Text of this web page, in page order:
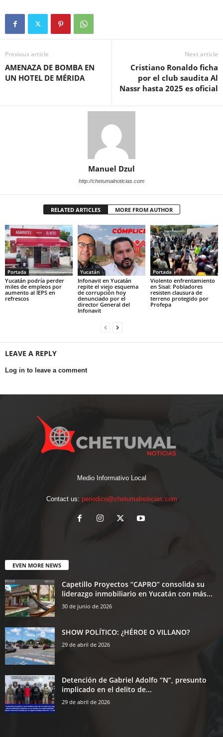
Previous article
AMENAZA DE BOMBA EN
UN HOTEL DE MÉRIDA
Next article
Cristiano Ronaldo ficha
por el club saudita Al
Nassr hasta 2025 es oficial
Manuel Dzul
http://chetumalnoticias.com
RELATED ARTICLES MORE FROM AUTHOR
Portada
Yucatán podría perder
miles de empleos por
aumento al IEPS en
refrescos
Yucatán
Infonavit en Yucatán
repite el viejo esquema
de corrupción hoy
denunciado por el
director General del
Infonavit
Portada
Violento enfrentamiento
en Sisal: Pobladores
resisten clausura de
terreno protegido por
Profepa
LEAVE A REPLY
Log in to leave a comment
Medio Informativo Local
Contact us: periodico@chetumalnoticias.com
EVEN MORE NEWS
Capetillo Proyectos “CAPRO” consolida su
liderazgo inmobiliario en Yucatán con más...
30 de junio de 2026
SHOW POLÍTICO: ¿HÉROE O VILLANO?
29 de abril de 2026
Detención de Gabriel Adolfo “N”, presunto
implicado en el delito de...
29 de abril de 2026